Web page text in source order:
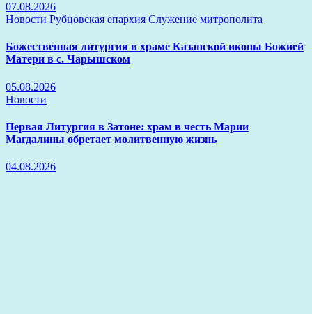
07.08.2026
Новости Рубцовская епархия Служение митрополита
Божественная литургия в храме Казанской иконы Божией
Матери в с. Чарышском
05.08.2026
Новости
Первая Литургия в Затоне: храм в честь Марии
Магдалины обретает молитвенную жизнь
04.08.2026